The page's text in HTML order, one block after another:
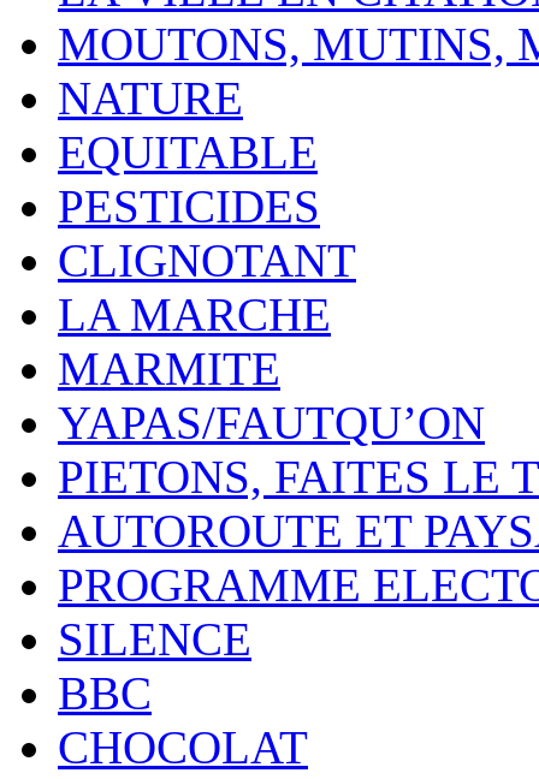
MOUTONS, MUTINS,
NATURE
EQUITABLE
PESTICIDES
CLIGNOTANT
LA MARCHE
MARMITE
YAPAS/FAUTQU’ON
PIETONS, FAITES LE
AUTOROUTE ET
PROGRAMME
SILENCE
BBC
CHOCOLAT